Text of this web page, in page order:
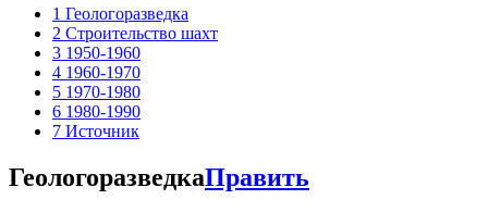
1 Геологоразведка
2 Строительство шахт
3 1950-1960
4 1960-1970
5 1970-1980
6 1980-1990
7 Источник
ГеологоразведкаПравить